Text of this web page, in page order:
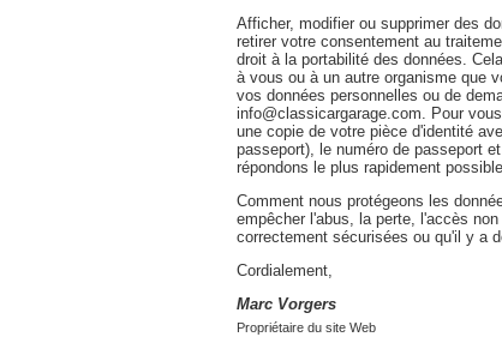
Afficher, modifier ou supprimer des
retirer votre consentement au
droit à la portabilité des données.
à vous ou à un autre organisme que
vos données personnelles ou de
info@classicargarage.com. Pour
une copie de votre pièce d'identité
passeport), le numéro de passeport
répondons le plus rapidement
Comment nous protégeons les
empêcher l'abus, la perte, l'accès
correctement sécurisées ou qu'il y a
Cordialement,
Marc Vorgers
Propriétaire du site Web